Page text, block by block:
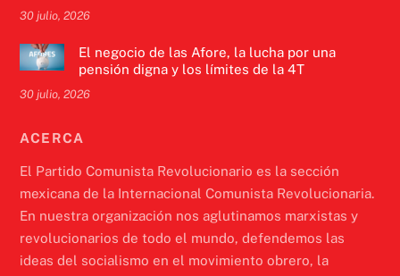
30 julio, 2026
El negocio de las Afore, la lucha por una
pensión digna y los límites de la 4T
30 julio, 2026
ACERCA
El Partido Comunista Revolucionario es la sección
mexicana de la Internacional Comunista Revolucionaria.
En nuestra organización nos aglutinamos marxistas y
revolucionarios de todo el mundo, defendemos las
ideas del socialismo en el movimiento obrero, la